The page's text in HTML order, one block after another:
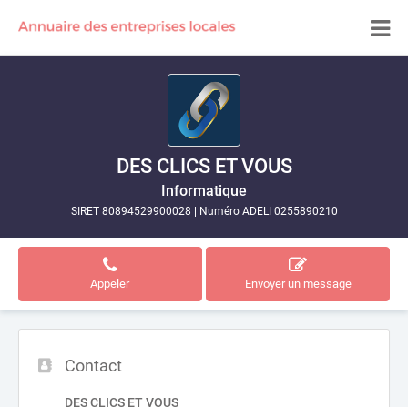
DES CLICS ET VOUS
Informatique
SIRET 80894529900028 Numéro ADELI 0255890210
Appeler Envoyer un message
Contact
DES CLICS ET VOUS